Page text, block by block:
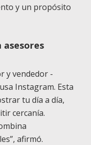
y un propósito
asesores
y vendedor -
Instagram. Esta
tu día a día,
cercanía.
afirmó.